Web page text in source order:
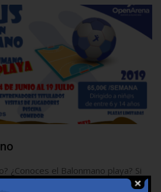
¿Conoces el Balonmano playa? Si
puedes disfrutar de tú campus de